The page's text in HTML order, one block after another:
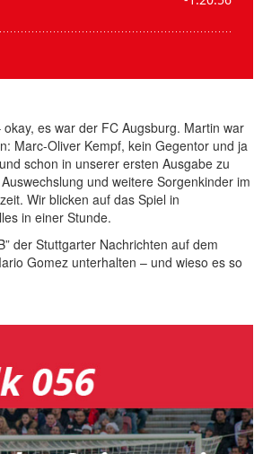
es war der FC Augsburg. Martin war
Marc-Oliver Kempf, kein Gegentor und ja
schon in unserer ersten Ausgabe zu
und weitere Sorgenkinder im
Wir blicken auf das Spiel in
in einer Stunde.
der Stuttgarter Nachrichten auf dem
Gomez unterhalten – und wieso es so